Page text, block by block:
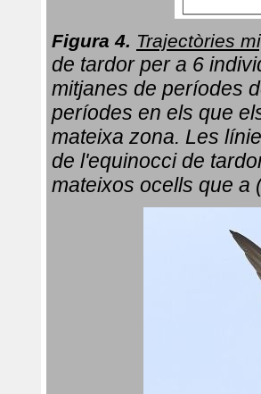
Figura 4. Trajectòries
de tardor per a 6
mitjanes de períodes
períodes en els que
mateixa zona. Les
de l'equinocci de
mateixos ocells que a